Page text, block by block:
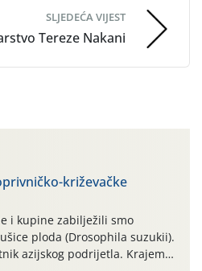
SLJEDEĆA VIJEST
Tereze Nakani
križevačke
i kupine zabilježili smo
ploda (Drosophila suzukii).
azijskog podrijetla. Krajem